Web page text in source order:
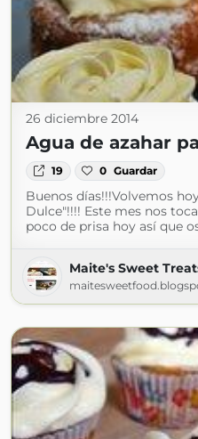
26 diciembre 2014
Agua de azahar
19 0 Guardar
Buenos días!!!Volvemos
Dulce"!!!! Este mes nos
poco de prisa hoy así que
Maite's Sweet